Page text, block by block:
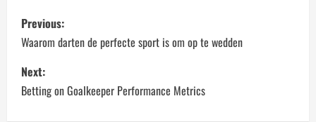
P
o
s
t
Previous:
Waarom darten de perfecte sport is om op te wedden
Next:
Betting on Goalkeeper Performance Metrics